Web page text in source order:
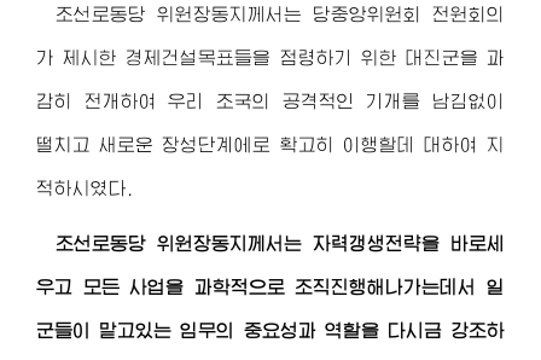
조선로동당 위원장동지 께서는 당중앙위원회 전원회의
가 제시한 경제건설목표들을 점령하기 위한 대진군을 과
감히 전개하여 우리 조국의 공격적인 기개를 남김없이
떨치고 새로운 장성단계에로 확고히 이행할데 대하여 지
적하시였다.
조선로동당 위원장동지 께서는 자력갱생전략을 바로세
우고 모든 사업을 과학적으로 조직진행해나가는데서 일
군들이 맡고있는 임무의 중요성과 역할을 다시금 강조하